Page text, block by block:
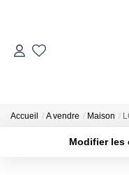
Accueil A vendre Maison
Modifier les